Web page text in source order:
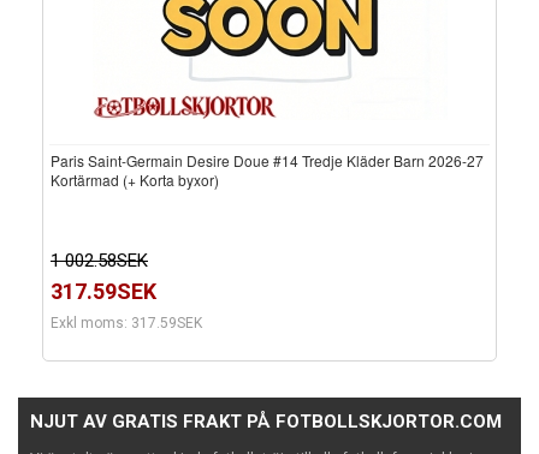
Paris Saint-Germain Desire Doue #14 Tredje Kläder Barn 2026-27
Kortärmad (+ Korta byxor)
1 002.58SEK
317.59SEK
Exkl moms: 317.59SEK
NJUT AV GRATIS FRAKT PÅ FOTBOLLSKJORTOR.COM